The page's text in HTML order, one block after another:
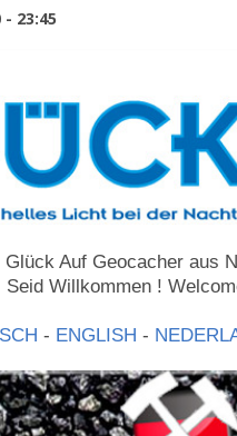
23:45
Glück Auf Geocacher aus
Seid Willkommen !
- ENGLISH -